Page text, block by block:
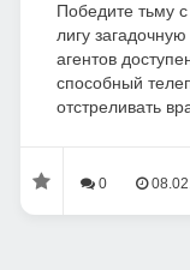
Победите тьму
лигу
агентов
способный
отстреливать
0